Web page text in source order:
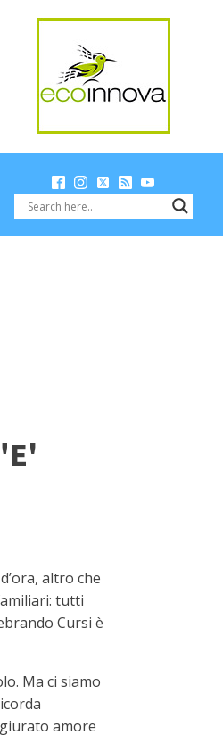
altro che
tutti
Cursi è
Ma ci siamo
amore